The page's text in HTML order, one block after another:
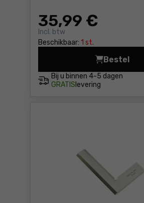
35,99 €
Incl. btw
Beschikbaar: 1 st.
Bij u binnen 4-5 dagen
GRATIS levering
Bestel